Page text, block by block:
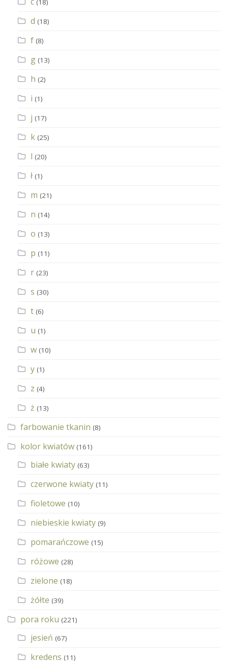
(18)
d (18)
f (8)
g (13)
h (2)
i (1)
j (17)
k (25)
l (20)
ł (1)
m (21)
n (14)
o (13)
p (11)
r (23)
s (30)
t (6)
u (1)
w (10)
y (1)
z (4)
ż (13)
farbowanie tkanin (8)
kolor kwiatów (161)
białe kwiaty (63)
czerwone kwiaty (11)
fioletowe (10)
niebieskie kwiaty (9)
pomarańczowe (15)
różowe (28)
zielone (18)
żółte (39)
pora roku (221)
jesień (67)
kredens (11)